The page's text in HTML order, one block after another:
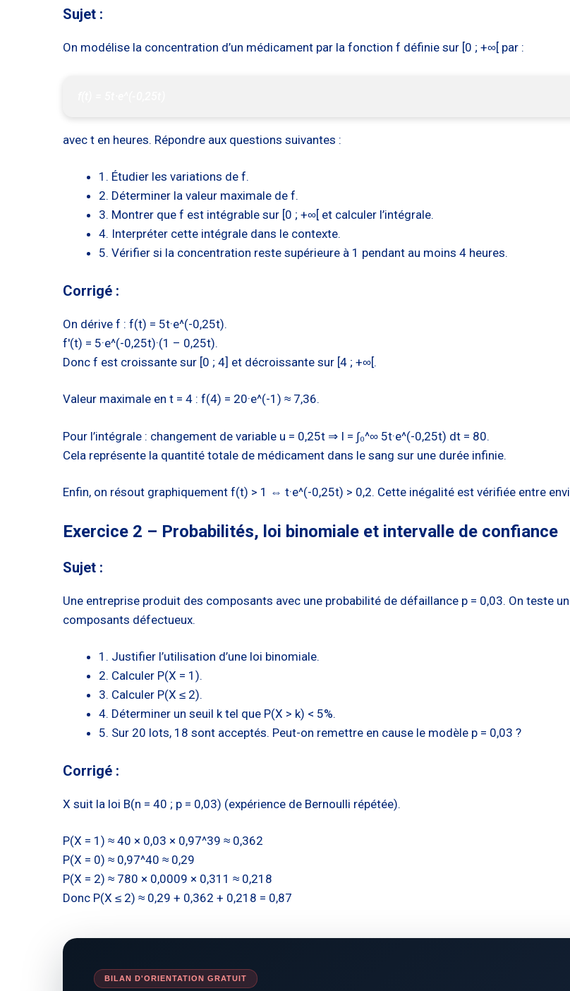
Sujet :
On modélise la concentration d’un médicament par la fonction f définie sur [0 ; +∞[ par :
avec t en heures. Répondre aux questions suivantes :
1. Étudier les variations de f.
2. Déterminer la valeur maximale de f.
3. Montrer que f est intégrable sur [0 ; +∞[ et calculer l’intégrale.
4. Interpréter cette intégrale dans le contexte.
5. Vérifier si la concentration reste supérieure à 1 pendant au moins 4 heures.
Corrigé :
On dérive f : f(t) = 5t·e^(-0,25t).
f'(t) = 5·e^(-0,25t)·(1 – 0,25t).
Donc f est croissante sur [0 ; 4] et décroissante sur [4 ; +∞[.
Valeur maximale en t = 4 : f(4) = 20·e^(-1) ≈ 7,36.
Pour l’intégrale : changement de variable u = 0,25t ⇒ I = ∫₀^∞ 5t·e^(-0,25t) dt = 80.
Cela représente la quantité totale de médicament dans le sang sur une durée infinie.
Enfin, on résout graphiquement f(t) > 1 ⇔ t·e^(-0,25t) > 0,2. Cette inégalité est vérifiée entre
Exercice 2 – Probabilités, loi binomiale et intervalle de confiance
Sujet :
Une entreprise produit des composants avec une probabilité de défaillance p = 0,03. On teste
composants défectueux.
1. Justifier l’utilisation d’une loi binomiale.
2. Calculer P(X = 1).
3. Calculer P(X ≤ 2).
4. Déterminer un seuil k tel que P(X > k) < 5%.
5. Sur 20 lots, 18 sont acceptés. Peut-on remettre en cause le modèle p = 0,03 ?
Corrigé :
X suit la loi B(n = 40 ; p = 0,03) (expérience de Bernoulli répétée).
P(X = 1) ≈ 40 × 0,03 × 0,97^39 ≈ 0,362
P(X = 0) ≈ 0,97^40 ≈ 0,29
P(X = 2) ≈ 780 × 0,0009 × 0,311 ≈ 0,218
Donc P(X ≤ 2) ≈ 0,29 + 0,362 + 0,218 = 0,87
BILAN D'ORIENTATION GRATUIT